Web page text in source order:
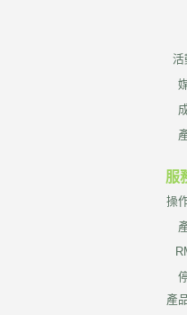
活
服
操
產